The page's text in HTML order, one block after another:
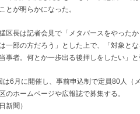
とが明らかになった。
区長は記者会見で「メタバースをやった
一部の方だろう」とした上で、「対象と
事者。何とか一歩出る後押しをしたい」と
は6月に開催し、事前申込制で定員80人（
のホームページや広報誌で募集する。
新聞）